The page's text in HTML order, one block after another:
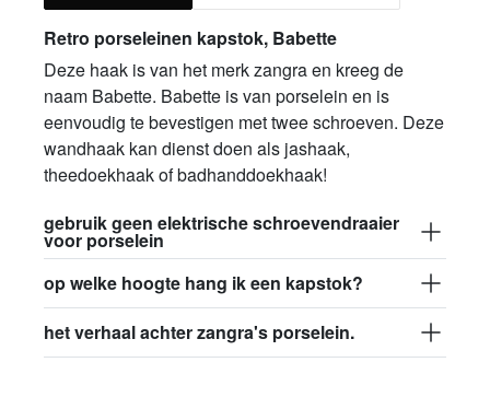
Retro porseleinen kapstok, Babette
Deze haak is van het merk zangra en kreeg de
naam Babette. Babette is van porselein en is
eenvoudig te bevestigen met twee schroeven. Deze
wandhaak kan dienst doen als jashaak,
theedoekhaak of badhanddoekhaak!
gebruik geen elektrische schroevendraaier
voor porselein
op welke hoogte hang ik een kapstok?
het verhaal achter zangra's porselein.